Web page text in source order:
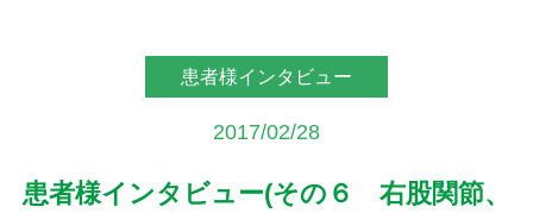
予約・お問合せ
患者様インタビュー
2017/02/28
患者様インタビュー(その６ 右股関節、